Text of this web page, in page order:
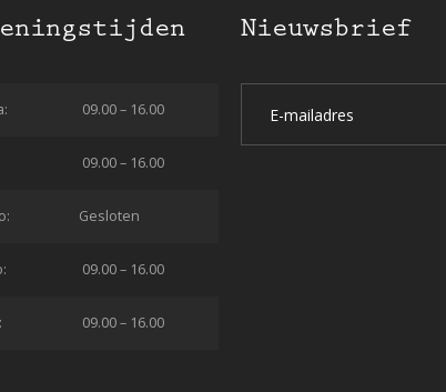
09.00 – 16.00
09.00 – 16.00
Gesloten
09.00 – 16.00
09.00 – 16.00
Nieuwsbrief